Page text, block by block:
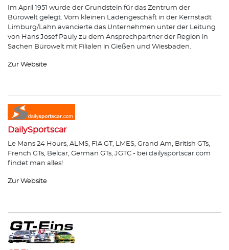
Im April 1951 wurde der Grundstein für das Zentrum der
Bürowelt gelegt. Vom kleinen Ladengeschäft in der Kernstadt
Limburg/Lahn avancierte das Unternehmen unter der Leitung
von Hans Josef Pauly zu dem Ansprechpartner der Region in
Sachen Bürowelt mit Filialen in Gießen und Wiesbaden.
Zur Website
DailySportscar
Le Mans 24 Hours, ALMS, FIA GT, LMES, Grand Am, British GTs,
French GTs, Belcar, German GTs, JGTC - bei dailysportscar.com
findet man alles!
Zur Website